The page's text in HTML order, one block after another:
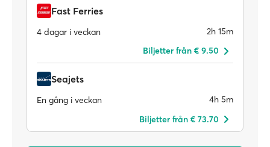
Fast Ferries
4 dagar i veckan
2h 15m
Biljetter från € 9.50
Seajets
En gång i veckan
4h 5m
Biljetter från € 73.70